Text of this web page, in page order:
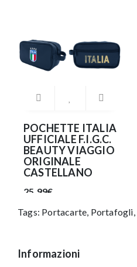
POCHETTE ITALIA
UFFICIALE F.I.G.C.
BEAUTY VIAGGIO
ORIGINALE
CASTELLANO
25.99€
Tags: Portacarte, Portafogli,
Informazioni